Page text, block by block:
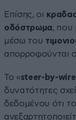
Επίσης, οι
οδόστρωμα, που
μέσω του
απορροφούνται
Το «steer-by-wire
δυνατότητες
δεδομένου ότι το